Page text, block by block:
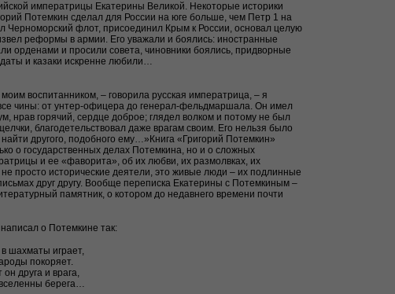
императрицы Екатерины Великой. Некоторые историки
Потемкин сделал для России на юге больше, чем Петр 1 на
Черноморский флот, присоединил Крым к России, основал целую
реформы в армии. Его уважали и боялись: иностранные
орденами и просили совета, чиновники боялись, придворные
и казаки искренне любили…
воспитанником, – говорила русская императрица, – я
чины: от унтер-офицера до генерал-фельдмаршала. Он имел
нрав горячий, сердце доброе; глядел волком и потому не был
благодетельствовал даже врагам своим. Его нельзя было
найти другого, подобного ему…»Книга «Григорий Потемкин»
о государственных делах Потемкина, но и о сложных
и ее «фаворита», об их любви, их размолвках, их
просто исторические деятели, это живые люди – их подлинные
друг другу. Вообще переписка Екатерины с Потемкиным –
памятник, о котором до недавнего времени почти
о Потемкине так:
шахматы играет,
покоряет.
друга и врага,
берега…